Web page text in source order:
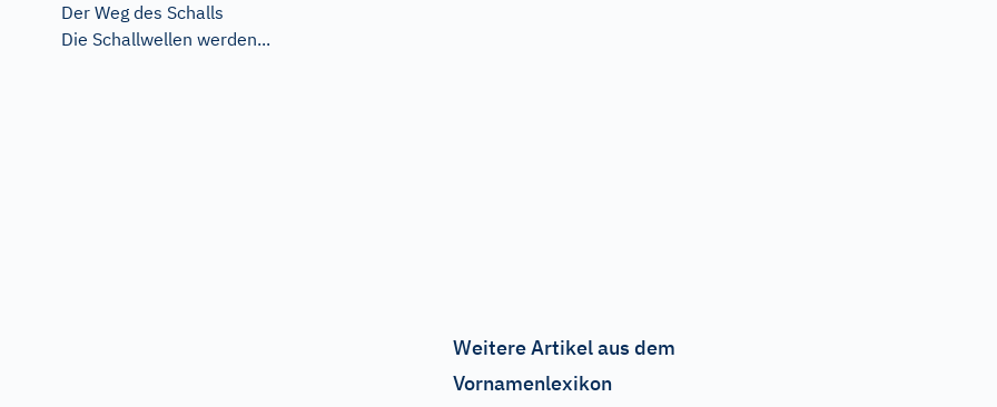
Der Weg des Schalls
Die Schallwellen werden...
Weitere Artikel aus dem
Vornamenlexikon